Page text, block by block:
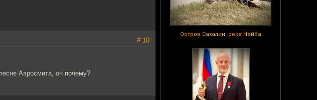
Остров Сахалин, река Найба
# 10
Аэросмита, он почему?